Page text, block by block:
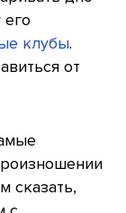
клубы.
от
сказать,